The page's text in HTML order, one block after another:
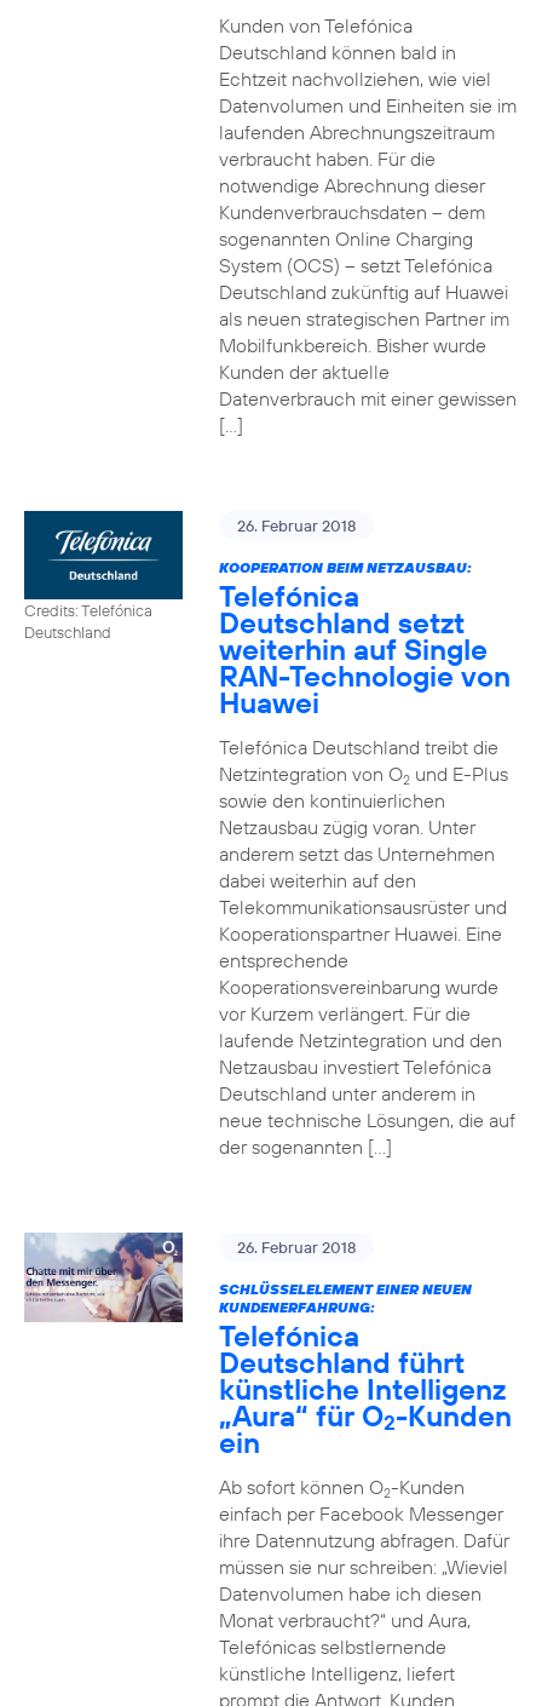
Kunden von Telefónica
Deutschland können bald in
Echtzeit nachvollziehen, wie viel
Datenvolumen und Einheiten sie im
laufenden Abrechnungszeitraum
verbraucht haben. Für die
notwendige Abrechnung dieser
Kundenverbrauchsdaten – dem
sogenannten Online Charging
System (OCS) – setzt Telefónica
Deutschland zukünftig auf Huawei
als neuen strategischen Partner im
Mobilfunkbereich. Bisher wurde
Kunden der aktuelle
Datenverbrauch mit einer gewissen
[…]
Credits: Telefónica
Deutschland
26. Februar 2018
KOOPERATION BEIM NETZAUSBAU:
Telefónica
Deutschland setzt
weiterhin auf Single
RAN-Technologie von
Huawei
Telefónica Deutschland treibt die
Netzintegration von O2und E-Plus
sowie den kontinuierlichen
Netzausbau zügig voran. Unter
anderem setzt das Unternehmen
dabei weiterhin auf den
Telekommunikationsausrüster und
Kooperationspartner Huawei. Eine
entsprechende
Kooperationsvereinbarung wurde
vor Kurzem verlängert. Für die
laufende Netzintegration und den
Netzausbau investiert Telefónica
Deutschland unter anderem in
neue technische Lösungen, die auf
der sogenannten […]
26. Februar 2018
SCHLÜSSELELEMENT EINER NEUEN
KUNDENERFAHRUNG:
Telefónica
Deutschland führt
künstliche Intelligenz
„Aura“ für O2-Kunden
ein
Ab sofort können O2-Kunden
einfach per Facebook Messenger
ihre Datennutzung abfragen. Dafür
müssen sie nur schreiben: „Wieviel
Datenvolumen habe ich diesen
Monat verbraucht?“ und Aura,
Telefónicas selbstlernende
künstliche Intelligenz, liefert
prompt die Antwort. Kunden